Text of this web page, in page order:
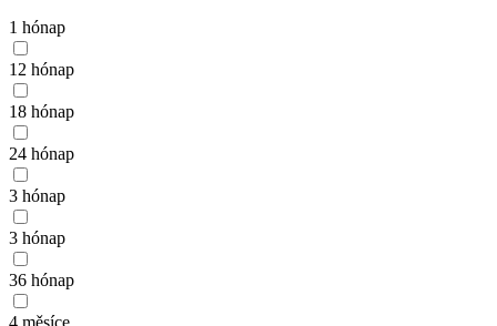
1 hónap
12 hónap
18 hónap
24 hónap
3 hónap
3 hónap
36 hónap
4 měsíce